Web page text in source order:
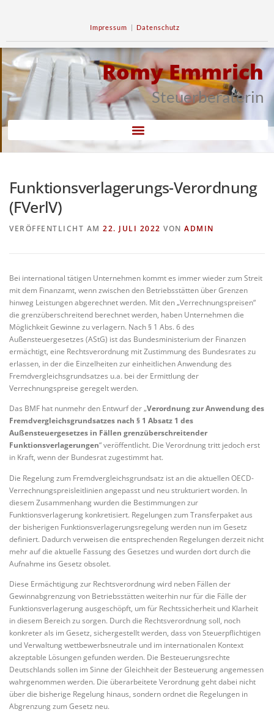
Impressum | Datenschutz
Romy Emmrich
Steuerberaterin
Funktionsverlagerungs-Verordnung
(FVerlV)
VERÖFFENTLICHT AM 22. JULI 2022 VON ADMIN
Bei international tätigen Unternehmen kommt es immer wieder zum Streit
mit dem Finanzamt, wenn zwischen den Betriebsstätten über Grenzen
hinweg Leistungen abgerechnet werden. Mit den „Verrechnungspreisen“
die grenzüberschreitend berechnet werden, haben Unternehmen die
Möglichkeit Gewinne zu verlagern. Nach § 1 Abs. 6 des
Außensteuergesetzes (AStG) ist das Bundesministerium der Finanzen
ermächtigt, eine Rechtsverordnung mit Zustimmung des Bundesrates zu
erlassen, in der die Einzelheiten zur einheitlichen Anwendung des
Fremdvergleichsgrundsatzes u.a. bei der Ermittlung der
Verrechnungspreise geregelt werden.
Das BMF hat nunmehr den Entwurf der „Verordnung zur Anwendung des
Fremdvergleichsgrundsatzes nach § 1 Absatz 1 des
Außensteuergesetzes in Fällen grenzüberschreitender
Funktionsverlagerungen“ veröffentlicht. Die Verordnung tritt jedoch erst
in Kraft, wenn der Bundesrat zugestimmt hat.
Die Regelung zum Fremdvergleichsgrundsatz ist an die aktuellen OECD-
Verrechnungspreisleitlinien angepasst und neu strukturiert worden. In
diesem Zusammenhang wurden die Bestimmungen zur
Funktionsverlagerung konkretisiert. Regelungen zum Transferpaket aus
der bisherigen Funktionsverlagerungsregelung werden nun im Gesetz
definiert. Dadurch verweisen die entsprechenden Regelungen derzeit nicht
mehr auf die aktuelle Fassung des Gesetzes und wurden dort durch die
Aufnahme ins Gesetz obsolet.
Diese Ermächtigung zur Rechtsverordnung wird neben Fällen der
Gewinnabgrenzung von Betriebsstätten weiterhin nur für die Fälle der
Funktionsverlagerung ausgeschöpft, um für Rechtssicherheit und Klarheit
in diesem Bereich zu sorgen. Durch die Rechtsverordnung soll, noch
konkreter als im Gesetz, sichergestellt werden, dass von Steuerpflichtigen
und Verwaltung wettbewerbsneutrale und im internationalen Kontext
akzeptable Lösungen gefunden werden. Die Besteuerungsrechte
Deutschlands sollen im Sinne der Gleichheit der Besteuerung angemessen
wahrgenommen werden. Die überarbeitete Verordnung geht dabei nicht
über die bisherige Regelung hinaus, sondern ordnet die Regelungen in
Abgrenzung zum Gesetz neu.